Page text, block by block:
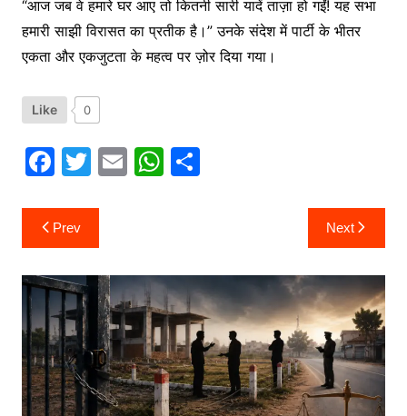
“आज जब वे हमारे घर आए तो कितनी सारी यादें ताज़ा हो गईं! यह सभा
हमारी साझी विरासत का प्रतीक है।” उनके संदेश में पार्टी के भीतर
एकता और एकजुटता के महत्व पर ज़ोर दिया गया।
Like 0
F
c
e
b
o
o
k
T
itt
er
E W
A
p
p
S
Post
navigation
Prev Next